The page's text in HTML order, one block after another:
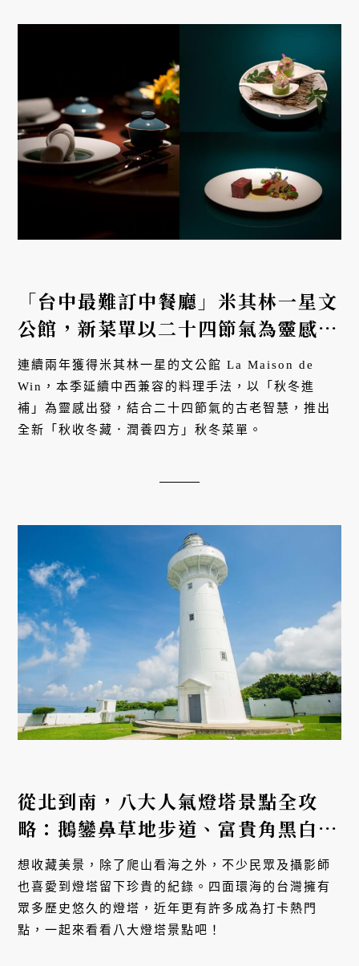
「台中最難訂中餐廳」米其林一星文
公館，新菜單以二十四節氣為靈感，
演繹秋冬進補盛宴
連續兩年獲得米其林一星的文公館 La Maison de
Win，本季延續中西兼容的料理手法，以「秋冬進
補」為靈感出發，結合二十四節氣的古老智慧，推出
全新「秋收冬藏．潤養四方」秋冬菜單。
從北到南，八大人氣燈塔景點全攻
略：鵝鑾鼻草地步道、富貴角黑白建
築、高美燈塔住宿體驗
想收藏美景，除了爬山看海之外，不少民眾及攝影師
也喜愛到燈塔留下珍貴的紀錄。四面環海的台灣擁有
眾多歷史悠久的燈塔，近年更有許多成為打卡熱門
點，一起來看看八大燈塔景點吧！